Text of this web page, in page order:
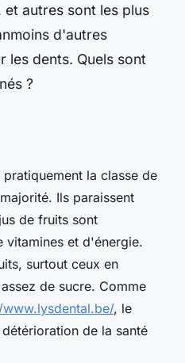
autres sont les plus
d'autres
les dents. Quels sont
?
la classe de
Ils paraissent
de fruits sont
vitamines et d'énergie.
surtout ceux en
de sucre. Comme
, le
de la santé